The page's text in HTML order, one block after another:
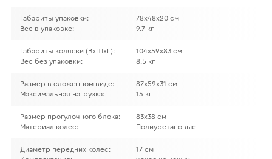
Габариты упаковки:
78х48х20 см
Вес в упаковке:
9.7 кг
Габариты коляски (ВхШхГ):
104х59х83 см
Вес без упаковки:
8.5 кг
Размер в сложенном виде:
87х59х31 см
Максимальная нагрузка:
15 кг
Размер прогулочного блока:
83х38 см
Материал колес:
Полиуретановые
Диаметр передних колес:
17 см